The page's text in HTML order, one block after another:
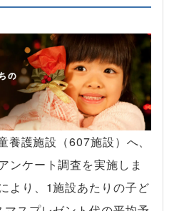
護施設（607施設）へ、
ンケート調査を実施しま
より、1施設あたりの子ど